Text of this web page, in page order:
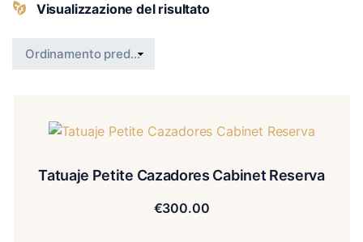
Visualizzazione del risultato
Tatuaje Petite Cazadores Cabinet Reserva
€300.00